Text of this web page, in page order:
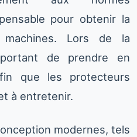
pour obtenir la
Lors de la
de prendre en
que les protecteurs
à entretenir.
modernes, tels